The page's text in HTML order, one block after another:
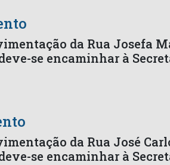
da Rua Josefa
se encaminhar à
da Rua José
se encaminhar à